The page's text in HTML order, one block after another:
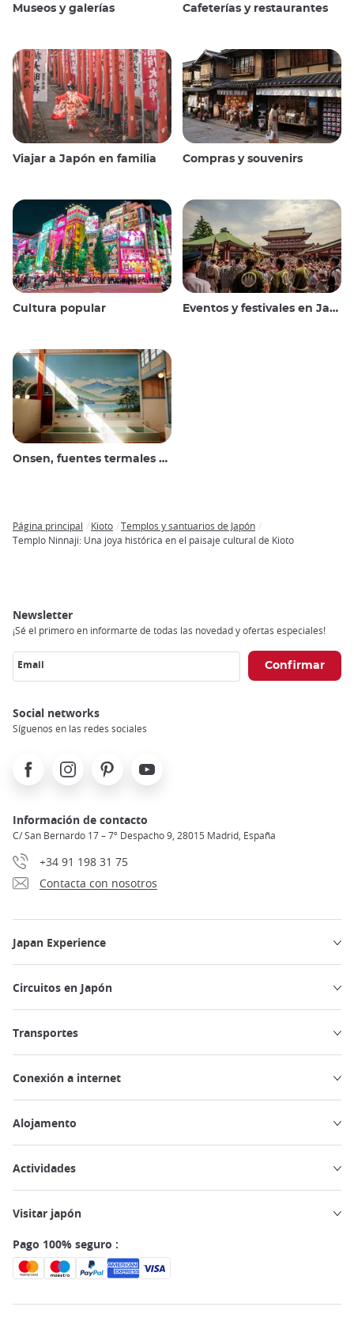
Museos y galerías Cafeterías y restaurantes
Viajar a Japón en familia Compras y souvenirs
Cultura popular Eventos y festivales en Japón
Onsen, fuentes termales y baños públicos
Breadcrumb
Página principal Kioto
Templos y santuarios de Japón
Templo Ninnaji: Una joya histórica en el paisaje cultural de Kioto
Newsletter
¡Sé el primero en informarte de todas las novedad y ofertas especiales!
Email
Social networks
Síguenos en las redes sociales
FacebookInstagramPinterest Youtube
Información de contacto
C/ San Bernardo 17 – 7º Despacho 9, 28015 Madrid, España
+34 91 198 31 75
Contacta con nosotros
Japan Experience
Circuitos en Japón
Transportes
Conexión a internet
Alojamento
Actividades
Visitar japón
Pago 100% seguro :